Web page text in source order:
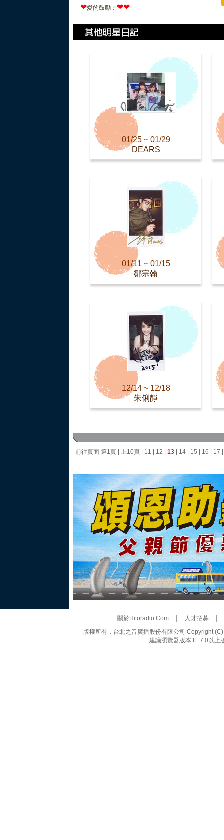
❤愛的鼓勵： ❤❤
01/25 ~ 01/29
DEARS
01/11 ~ 01/15
鄒宗翰
12/14 ~ 12/18
朱俐靜
前往頁面 第1頁 上10頁 11 12 13 14 15 16 17
關於Hitoradio.Com│ 人才招募
版權所有，台北之音廣播股份有限公司 Copyright
建議瀏覽器版本 IE 7.0以上